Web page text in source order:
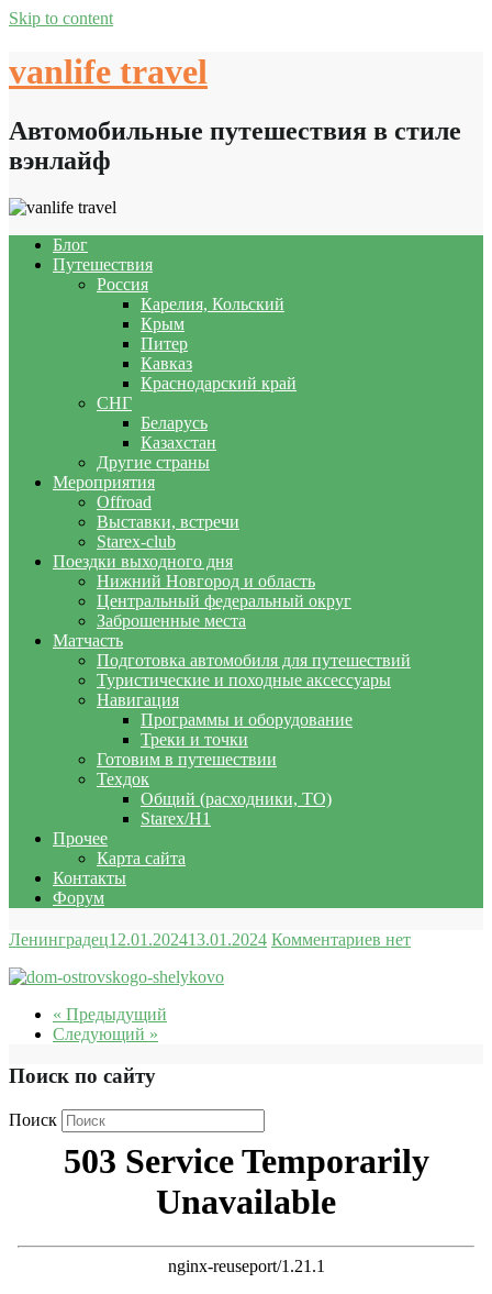
Skip to content
vanlife travel
Автомобильные путешествия в стиле
вэнлайф
Блог
Путешествия
Россия
Карелия, Кольский
Крым
Питер
Кавказ
Краснодарский край
СНГ
Беларусь
Казахстан
Другие страны
Мероприятия
Offroad
Выставки, встречи
Starex-club
Поездки выходного дня
Нижний Новгород и область
Центральный федеральный округ
Заброшенные места
Матчасть
Подготовка автомобиля для путешествий
Туристические и походные аксессуары
Навигация
Программы и оборудование
Треки и точки
Готовим в путешествии
Техдок
Общий (расходники, ТО)
Starex/H1
Прочее
Карта сайта
Контакты
Форум
Ленинградец12.01.202413.01.2024 Комментариев нет
« Предыдущий
Следующий »
Поиск по сайту
Поиск